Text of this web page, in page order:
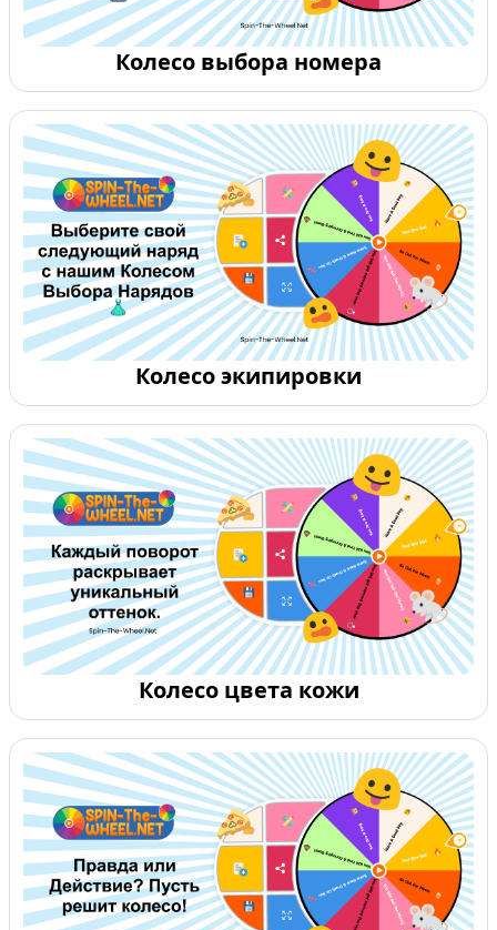
Колесо выбора номера
Колесо экипировки
Колесо цвета кожи